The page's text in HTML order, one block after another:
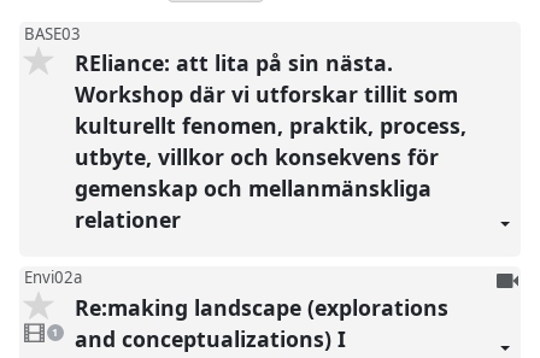
BASE03
REliance: att lita på sin nästa.
Workshop där vi utforskar tillit som
kulturellt fenomen, praktik, process,
utbyte, villkor och konsekvens för
gemenskap och mellanmänskliga
relationer
Envi02a
1
video
present
1
To
Re:making landscape (explorations
and conceptualizations) I